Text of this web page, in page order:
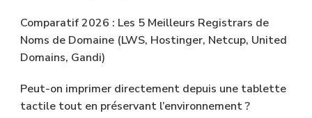
Comparatif 2026 : Les 5 Meilleurs Registrars de
Noms de Domaine (LWS, Hostinger, Netcup, United
Domains, Gandi)
Peut-on imprimer directement depuis une tablette
tactile tout en préservant l’environnement ?